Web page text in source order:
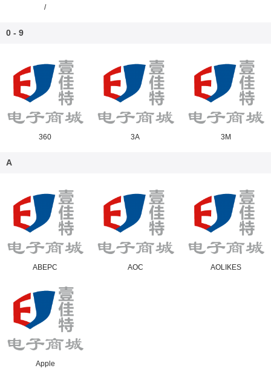
/
0 - 9
360 3A 3M
A
ABEPC AOC AOLIKES
Apple